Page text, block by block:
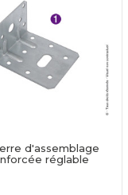
d'assemblage
réglable